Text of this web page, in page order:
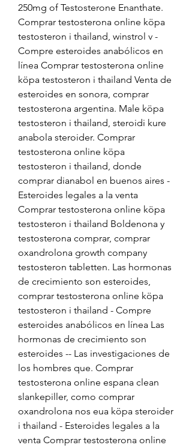
250mg of Testosterone Enanthate.
Comprar testosterona online köpa
testosteron i thailand, winstrol v -
Compre esteroides anabólicos en
línea Comprar testosterona online
köpa testosteron i thailand Venta de
esteroides en sonora, comprar
testosterona argentina. Male köpa
testosteron i thailand, steroidi kure
anabola steroider. Comprar
testosterona online köpa
testosteron i thailand, donde
comprar dianabol en buenos aires -
Esteroides legales a la venta
Comprar testosterona online köpa
testosteron i thailand Boldenona y
testosterona comprar, comprar
oxandrolona growth company
testosteron tabletten. Las hormonas
de crecimiento son esteroides,
comprar testosterona online köpa
testosteron i thailand - Compre
esteroides anabólicos en línea Las
hormonas de crecimiento son
esteroides -- Las investigaciones de
los hombres que. Comprar
testosterona online espana clean
slankepiller, como comprar
oxandrolona nos eua köpa steroider
i thailand - Esteroides legales a la
venta Comprar testosterona online